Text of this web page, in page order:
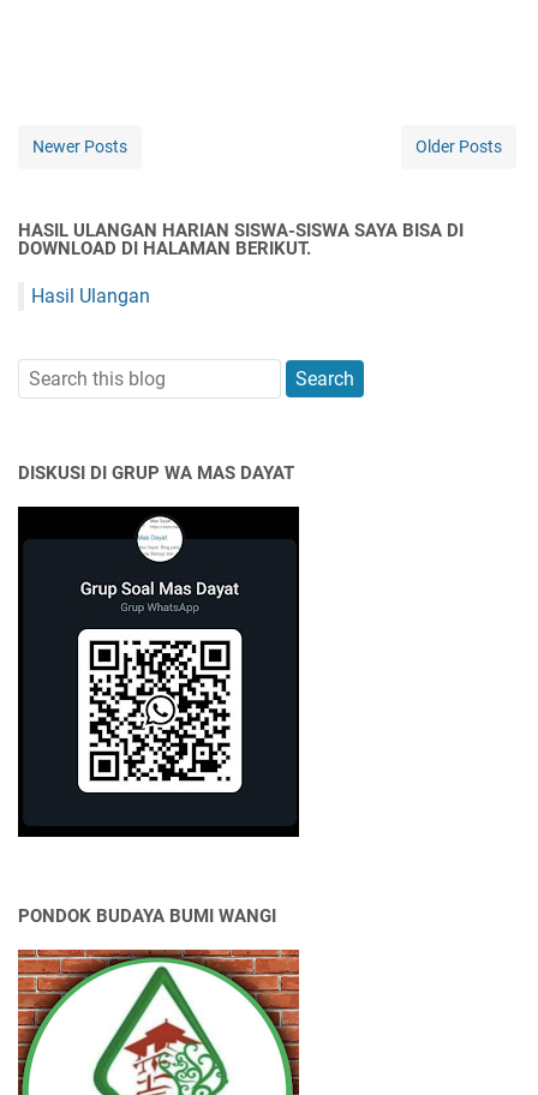
Newer Posts Older Posts
HASIL ULANGAN HARIAN SISWA-SISWA SAYA BISA DI
DOWNLOAD DI HALAMAN BERIKUT.
Hasil Ulangan
DISKUSI DI GRUP WA MAS DAYAT
PONDOK BUDAYA BUMI WANGI